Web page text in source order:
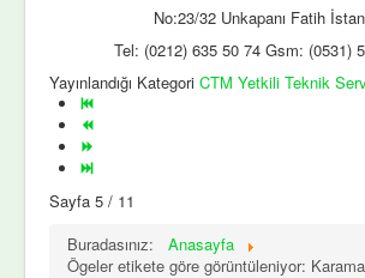
No:23/32 Unkapanı Fatih
Tel: (0212) 635 50 74 Gsm: (0531)
Yayınlandığı Kategori CTM Yetkili Teknik
Sayfa 5 / 11
Buradasınız:
Anasayfa
Ögeler etikete göre görüntüleniyor: